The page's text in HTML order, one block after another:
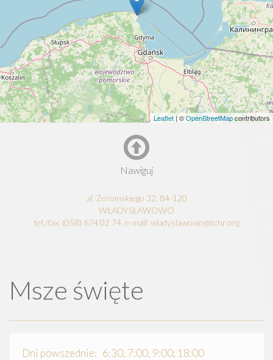
Leaflet | ©OpenStreetMapcontributors
Nawiguj
al. Żeromskiego 32, 84-120
WŁADYSŁAWOWO
tel./fax: (058) 674 02 74, e-mail: wladyslawowo@tchr.org
Msze święte
Dni powszednie: 6:30, 7:00, 9:00; 18:00